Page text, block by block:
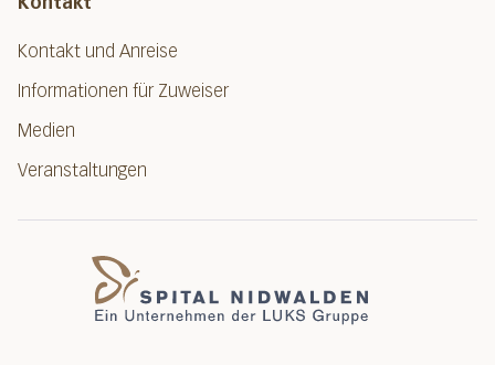
Kontakt und Anreise
Informationen für Zuweiser
Medien
Veranstaltungen